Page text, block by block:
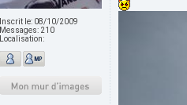
Inscrit le: 08/10/2009
Messages: 210
Localisation: